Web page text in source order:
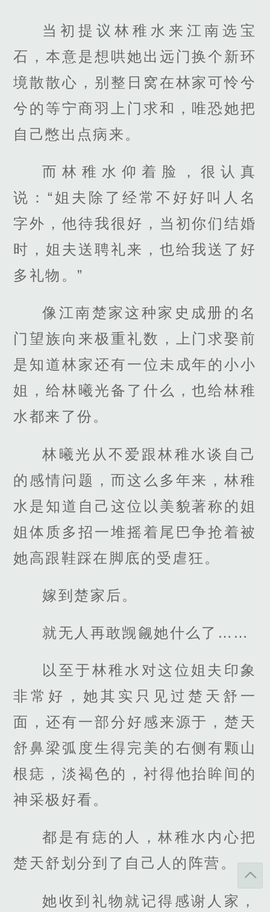
当初提议林稚水来江南选宝
石，本意是想哄她出远门换个新环
境散散心，别整日窝在林家可怜兮
兮的等宁商羽上门求和，唯恐她把
自己憋出点病来。
而林稚水仰着脸，很认真
说：“姐夫除了经常不好好叫人名
字外，他待我很好，当初你们结婚
时，姐夫送聘礼来，也给我送了好
多礼物。”
像江南楚家这种家史成册的名
门望族向来极重礼数，上门求娶前
是知道林家还有一位未成年的小小
姐，给林曦光备了什么，也给林稚
水都来了份。
林曦光从不爱跟林稚水谈自己
的感情问题，而这么多年来，林稚
水是知道自己这位以美貌著称的姐
姐体质多招一堆摇着尾巴争抢着被
她高跟鞋踩在脚底的受虐狂。
嫁到楚家后。
就无人再敢觊觎她什么了……
以至于林稚水对这位姐夫印象
非常好，她其实只见过楚天舒一
面，还有一部分好感来源于，楚天
舒鼻梁弧度生得完美的右侧有颗山
根痣，淡褐色的，衬得他抬眸间的
神采极好看。
都是有痣的人，林稚水内心把
楚天舒划分到了自己人的阵营。
她收到礼物就记得感谢人家，